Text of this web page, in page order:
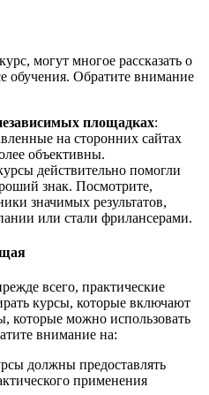
могут многое рассказать о
обучения. Обратите внимание
площадках:
на сторонних сайтах
объективны.
действительно помогли
знак. Посмотрите,
значимых результатов,
или стали фрилансерами.
всего, практические
курсы, которые включают
которые можно использовать
внимание на:
должны предоставлять
применения